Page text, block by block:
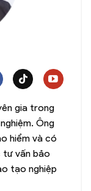
gia trong
Ông
hiểm và có
tư vấn bảo
tạo nghiệp